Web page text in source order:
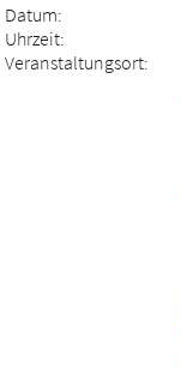
Datum:
Uhrzeit:
Veranstaltungsort: